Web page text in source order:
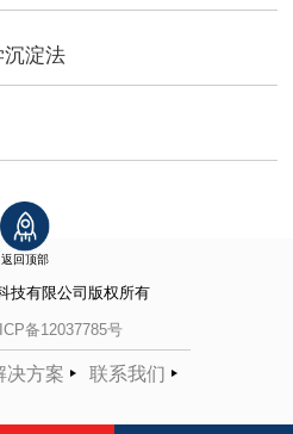
淀法
返回顶部
技有限公司 版权所有
备12037785号
决方案 联系我们